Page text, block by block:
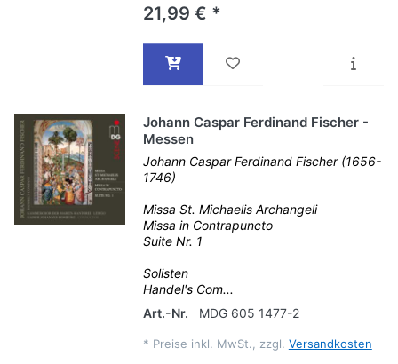
21,99 € *
Johann Caspar Ferdinand Fischer -
Messen
Johann Caspar Ferdinand Fischer (1656-
1746)
Missa St. Michaelis Archangeli
Missa in Contrapuncto
Suite Nr. 1
Solisten
Handel's Com...
Art.-Nr.
MDG 605 1477-2
* Preise inkl. MwSt., zzgl. Versandkosten